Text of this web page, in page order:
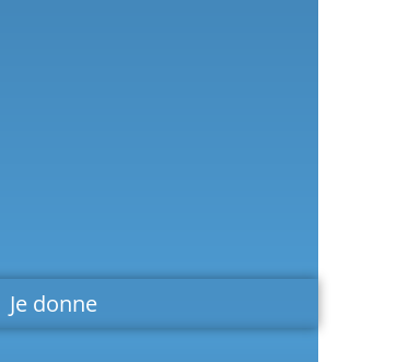
Je donne